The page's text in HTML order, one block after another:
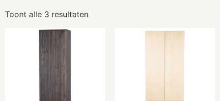
Toont alle 3 resultaten